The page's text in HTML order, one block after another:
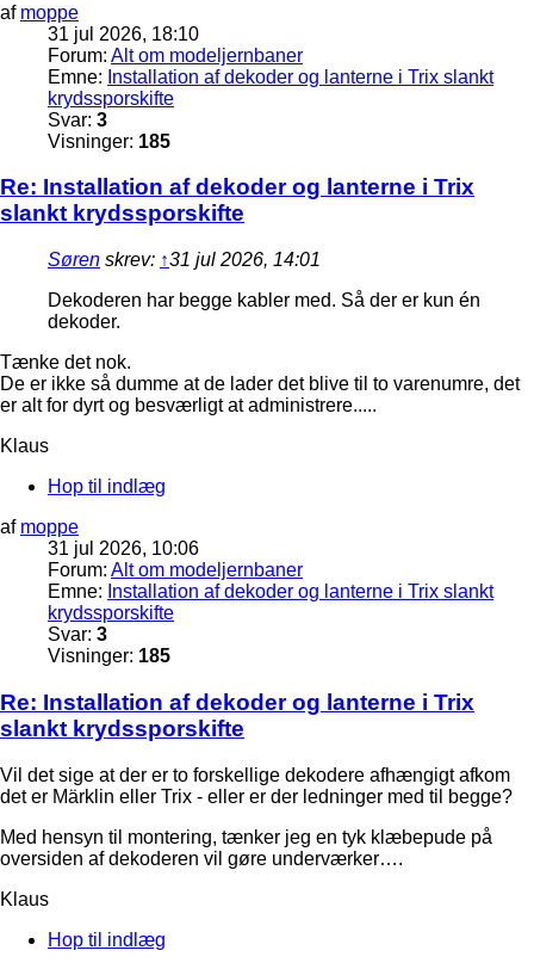
af moppe
31 jul 2026, 18:10
Forum: Alt om modeljernbaner
Emne: Installation af dekoder og lanterne i Trix slankt
krydssporskifte
Svar: 3
Visninger: 185
Re: Installation af dekoder og lanterne i Trix
slankt krydssporskifte
Søren skrev: ↑31 jul 2026, 14:01
Dekoderen har begge kabler med. Så der er kun én
dekoder.
Tænke det nok.
De er ikke så dumme at de lader det blive til to varenumre, det
er alt for dyrt og besværligt at administrere.....
Klaus
Hop til indlæg
af moppe
31 jul 2026, 10:06
Forum: Alt om modeljernbaner
Emne: Installation af dekoder og lanterne i Trix slankt
krydssporskifte
Svar: 3
Visninger: 185
Re: Installation af dekoder og lanterne i Trix
slankt krydssporskifte
Vil det sige at der er to forskellige dekodere afhængigt afkom
det er Märklin eller Trix - eller er der ledninger med til begge?
Med hensyn til montering, tænker jeg en tyk klæbepude på
oversiden af dekoderen vil gøre underværker….
Klaus
Hop til indlæg